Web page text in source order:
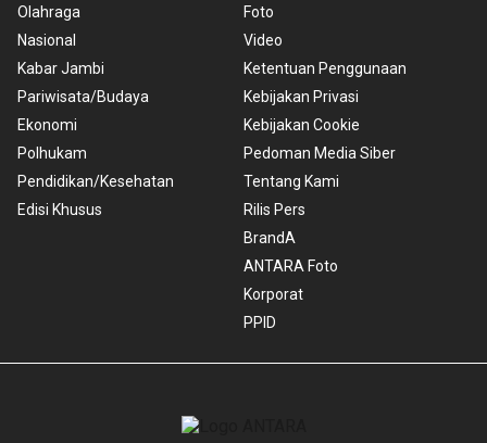
Olahraga
Nasional
Kabar Jambi
Pariwisata/Budaya
Ekonomi
Polhukam
Pendidikan/Kesehatan
Edisi Khusus
Foto
Video
Ketentuan Penggunaan
Kebijakan Privasi
Kebijakan Cookie
Pedoman Media Siber
Tentang Kami
Rilis Pers
BrandA
ANTARA Foto
Korporat
PPID